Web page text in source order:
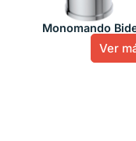
Monomando
Ver